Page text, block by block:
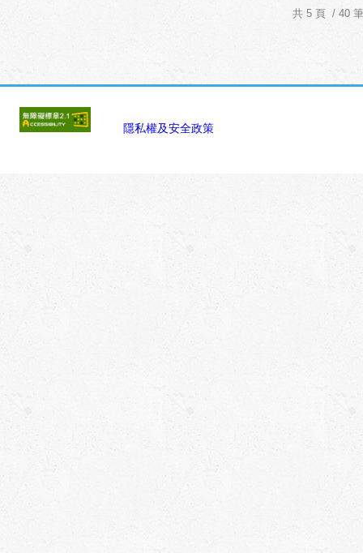
共 5 頁 / 40
隱私權及安全政策